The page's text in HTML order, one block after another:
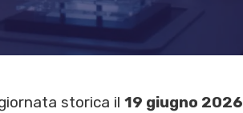
storica il 19 giugno 2026